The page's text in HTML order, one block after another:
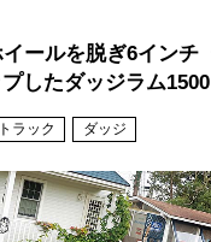
ールを脱ぎ6インチ
したダッジラム1500
ラック ダッジ